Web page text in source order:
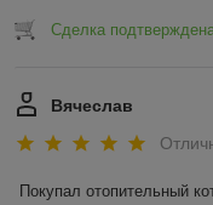
Сделка
Вячеслав
Покупал отопительный